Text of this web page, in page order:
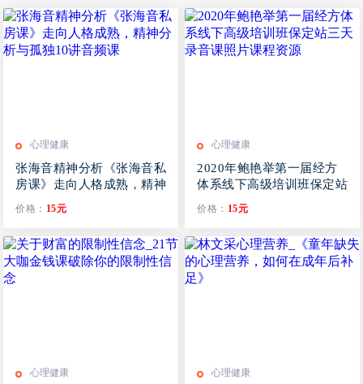
心理健康
张海音精神分析《张海音私
房课》走向人格成熟，精神
价格： 15元
心理健康
2020年鲍艳举第一届经方
体系线下高级培训班保定站
价格： 15元
心理健康 心理健康